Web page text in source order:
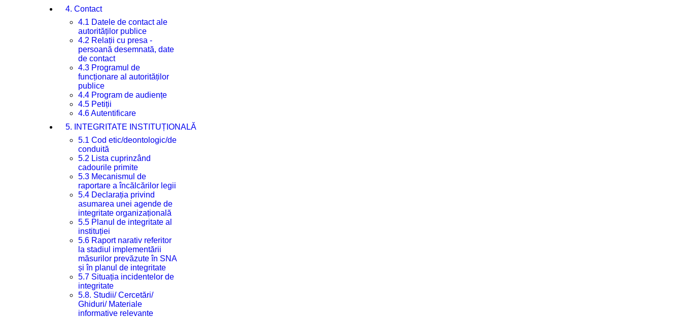
4. Contact
4.1 Datele de contact ale
autorităților publice
4.2 Relații cu presa -
persoană desemnată, date
de contact
4.3 Programul de
funcționare al autorităților
publice
4.4 Program de audiențe
4.5 Petiții
4.6 Autentificare
5. INTEGRITATE INSTITUȚIONALĂ
5.1 Cod etic/deontologic/de
conduită
5.2 Lista cuprinzând
cadourile primite
5.3 Mecanismul de
raportare a încălcărilor legii
5.4 Declarația privind
asumarea unei agende de
integritate organizațională
5.5 Planul de integritate al
instituției
5.6 Raport narativ referitor
la stadiul implementării
măsurilor prevăzute în SNA
și în planul de integritate
5.7 Situația incidentelor de
integritate
5.8. Studii/ Cercetări/
Ghiduri/ Materiale
informative relevante